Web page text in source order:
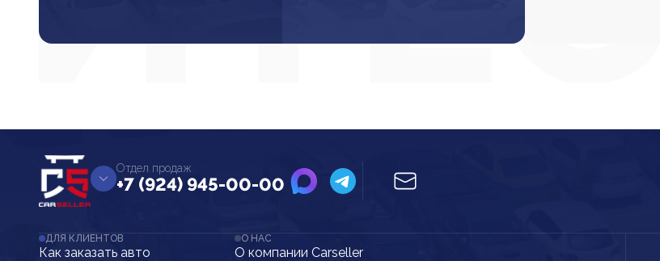
Отдел продаж
+7 (924) 945-00-00
ДЛЯ КЛИЕНТОВ
Как заказать авто
О НАС
О компании Carseller